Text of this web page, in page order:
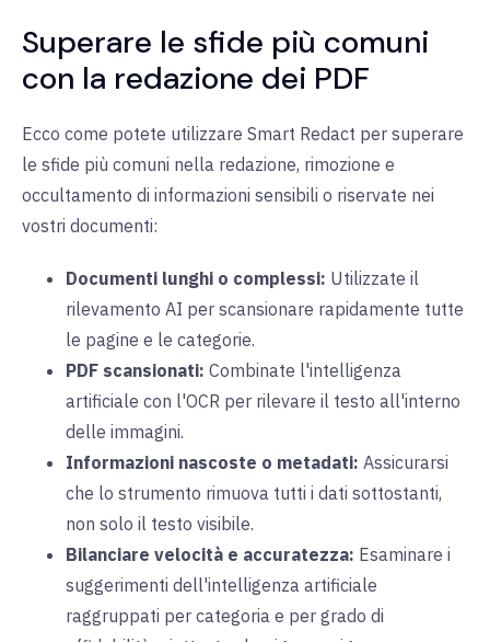
Superare le sfide più comuni
con la redazione dei PDF
Ecco come potete utilizzare Smart Redact per superare
le sfide più comuni nella redazione, rimozione e
occultamento di informazioni sensibili o riservate nei
vostri documenti:
Documenti lunghi o complessi: Utilizzate il
rilevamento AI per scansionare rapidamente tutte
le pagine e le categorie.
PDF scansionati: Combinate l'intelligenza
artificiale con l'OCR per rilevare il testo all'interno
delle immagini.
Informazioni nascoste o metadati: Assicurarsi
che lo strumento rimuova tutti i dati sottostanti,
non solo il testo visibile.
Bilanciare velocità e accuratezza: Esaminare i
suggerimenti dell'intelligenza artificiale
raggruppati per categoria e per grado di